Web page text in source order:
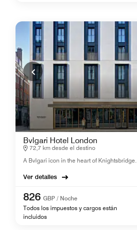
Bvlgari Hotel London
72,7 km desde el destino
A Bvlgari icon in the heart of Knightsbridge.
Ver detalles
826 GBP / Noche
Todos los impuestos y cargos están
incluidos